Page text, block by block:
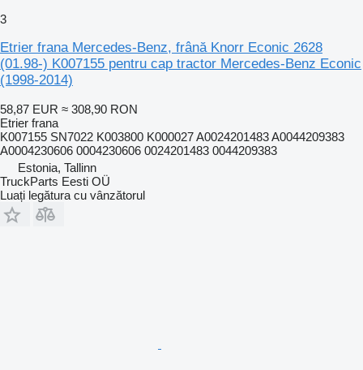
3
Etrier frana Mercedes-Benz, frână Knorr Econic 2628
(01.98-) K007155 pentru cap tractor Mercedes-Benz Econic
(1998-2014)
58,87 EUR ≈ 308,90 RON
Etrier frana
K007155 SN7022 K003800 K000027 A0024201483 A0044209383
A0004230606 0004230606 0024201483 0044209383
Estonia, Tallinn
TruckParts Eesti OÜ
Luați legătura cu vânzătorul